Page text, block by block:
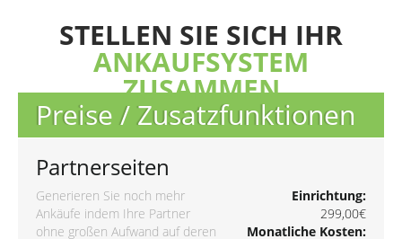
STELLEN SIE SICH IHR
ANKAUFSYSTEM
ZUSAMMEN
Preise / Zusatzfunktionen
Partnerseiten
Generieren Sie noch mehr
Ankäufe indem Ihre Partner
ohne großen Aufwand auf deren
Einrichtung:
299,00€
Monatliche Kosten: